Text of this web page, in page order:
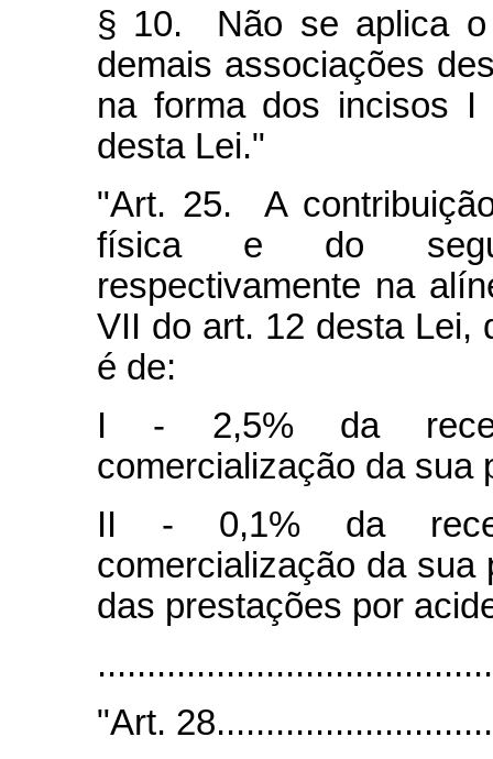
§ 10. Não se aplica o
demais associações
na forma dos incisos
desta Lei."
"Art. 25. A
física e do
respectivamente na
VII do art. 12 desta Lei,
é de:
I - 2,5% da
comercialização da sua
II - 0,1% da
comercialização da sua
das prestações por
"Art.